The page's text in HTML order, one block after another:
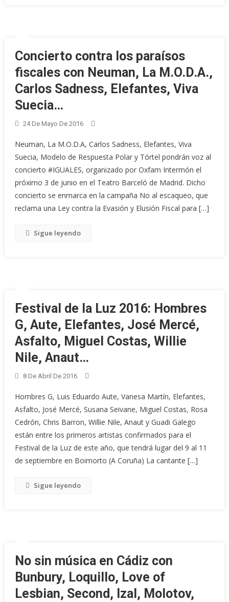
Concierto contra los paraísos
fiscales con Neuman, La M.O.D.A.,
Carlos Sadness, Elefantes, Viva
Suecia…
24 De Mayo De 2016
Neuman, La M.O.D.A, Carlos Sadness, Elefantes, Viva
Suecia, Modelo de Respuesta Polar y Tórtel pondrán voz al
concierto #IGUALES, organizado por Oxfam Intermón el
próximo 3 de junio en el Teatro Barceló de Madrid. Dicho
concierto se enmarca en la campaña No al escaqueo, que
reclama una Ley contra la Evasión y Elusión Fiscal para […]
Sigue leyendo
Festival de la Luz 2016: Hombres
G, Aute, Elefantes, José Mercé,
Asfalto, Miguel Costas, Willie
Nile, Anaut…
8 De Abril De 2016
Hombres G, Luis Eduardo Aute, Vanesa Martín, Elefantes,
Asfalto, José Mercé, Susana Seivane, Miguel Costas, Rosa
Cedrón, Chris Barron, Willie Nile, Anaut y Guadi Galego
están entre los primeros artistas confirmados para el
Festival de la Luz de este año, que tendrá lugar del 9 al 11
de septiembre en Boimorto (A Coruña) La cantante […]
Sigue leyendo
No sin música en Cádiz con
Bunbury, Loquillo, Love of
Lesbian, Second, Izal, Molotov,